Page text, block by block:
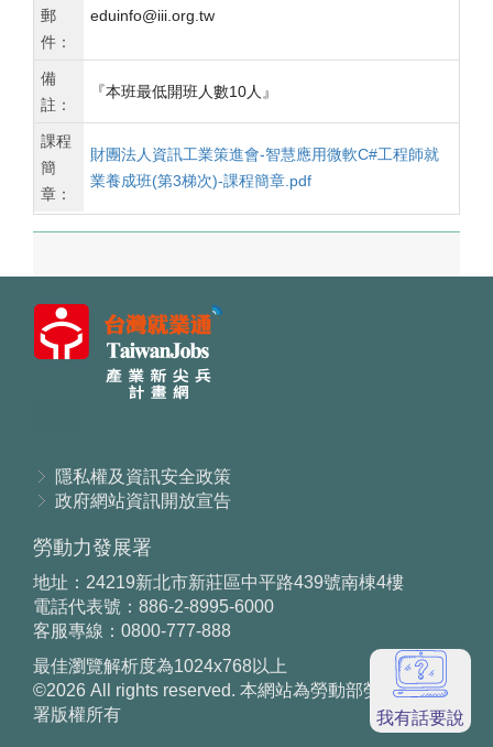
郵
件：
eduinfo@iii.org.tw
備
註：
『本班最低開班人數10人』
課程
簡
章：
財團法人資訊工業策進會-智慧應用微軟C#工程師就
業養成班(第3梯次)-課程簡章.pdf
隱私權及資訊安全政策
政府網站資訊開放宣告
勞動力發展署
地址：24219新北市新莊區中平路439號南棟4樓
電話代表號：886-2-8995-6000
客服專線：0800-777-888
最佳瀏覽解析度為1024x768以上
©2026 All rights reserved. 本網站為勞動部勞動力發展
署版權所有
我有話要說